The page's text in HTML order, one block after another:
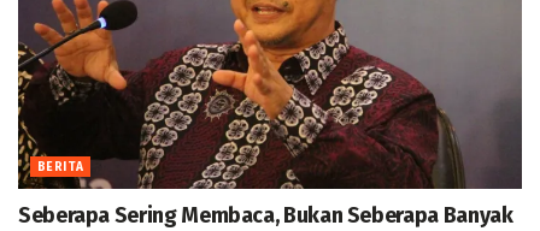
BERITA
Seberapa Sering Membaca, Bukan Seberapa Banyak